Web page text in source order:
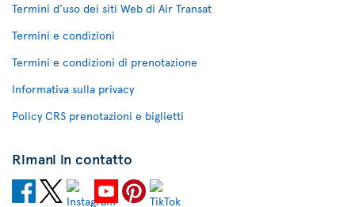
Termini d'uso dei siti Web di Air Transat
Termini e condizioni
Termini e condizioni di prenotazione
Informativa sulla privacy
Policy CRS prenotazioni e biglietti
Rimani in contatto